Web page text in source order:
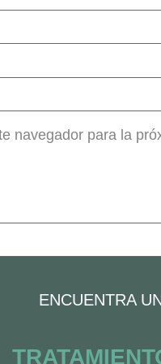
navegador para la
ENCUENTRA